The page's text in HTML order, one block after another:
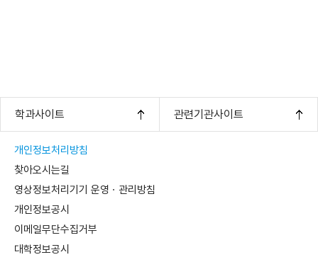
개인정보처리방침
찾아오시는길
영상정보처리기기 운영ㆍ관리방침
개인정보공시
이메일무단수집거부
대학정보공시
학과사이트 관련기관사이트